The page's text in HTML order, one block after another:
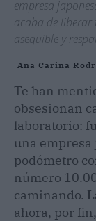
empresa
acaba de
asequible y
Ana Carina
Te han
obsesionan
laboratorio:
una empresa
podómetro
número
caminando.
ahora, por